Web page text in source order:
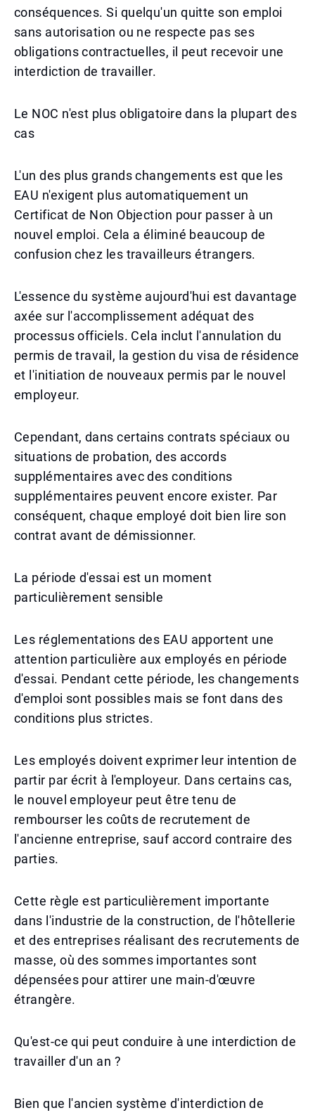
conséquences. Si quelqu'un quitte son emploi
sans autorisation ou ne respecte pas ses
obligations contractuelles, il peut recevoir une
interdiction de travailler.
Le NOC n'est plus obligatoire dans la plupart des
cas
L'un des plus grands changements est que les
EAU n'exigent plus automatiquement un
Certificat de Non Objection pour passer à un
nouvel emploi. Cela a éliminé beaucoup de
confusion chez les travailleurs étrangers.
L'essence du système aujourd'hui est davantage
axée sur l'accomplissement adéquat des
processus officiels. Cela inclut l'annulation du
permis de travail, la gestion du visa de résidence
et l'initiation de nouveaux permis par le nouvel
employeur.
Cependant, dans certains contrats spéciaux ou
situations de probation, des accords
supplémentaires avec des conditions
supplémentaires peuvent encore exister. Par
conséquent, chaque employé doit bien lire son
contrat avant de démissionner.
La période d'essai est un moment
particulièrement sensible
Les réglementations des EAU apportent une
attention particulière aux employés en période
d'essai. Pendant cette période, les changements
d'emploi sont possibles mais se font dans des
conditions plus strictes.
Les employés doivent exprimer leur intention de
partir par écrit à l'employeur. Dans certains cas,
le nouvel employeur peut être tenu de
rembourser les coûts de recrutement de
l'ancienne entreprise, sauf accord contraire des
parties.
Cette règle est particulièrement importante
dans l'industrie de la construction, de l'hôtellerie
et des entreprises réalisant des recrutements de
masse, où des sommes importantes sont
dépensées pour attirer une main-d'œuvre
étrangère.
Qu'est-ce qui peut conduire à une interdiction de
travailler d'un an ?
Bien que l'ancien système d'interdiction de